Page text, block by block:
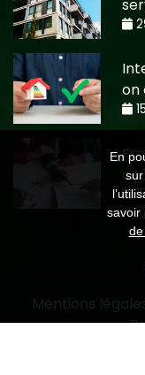
on
En
savoir